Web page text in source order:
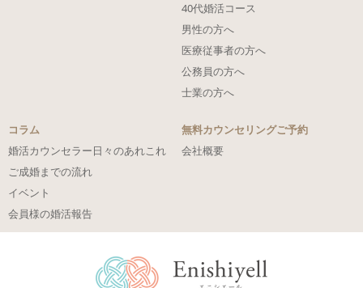
40代婚活コース
男性の方へ
医療従事者の方へ
公務員の方へ
士業の方へ
コラム
婚活カウンセラー日々のあれこれ
ご成婚までの流れ
イベント
会員様の婚活報告
無料カウンセリングご予約
会社概要